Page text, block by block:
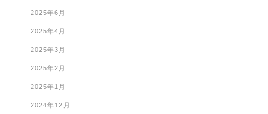
2025年6月
2025年4月
2025年3月
2025年2月
2025年1月
2024年12月